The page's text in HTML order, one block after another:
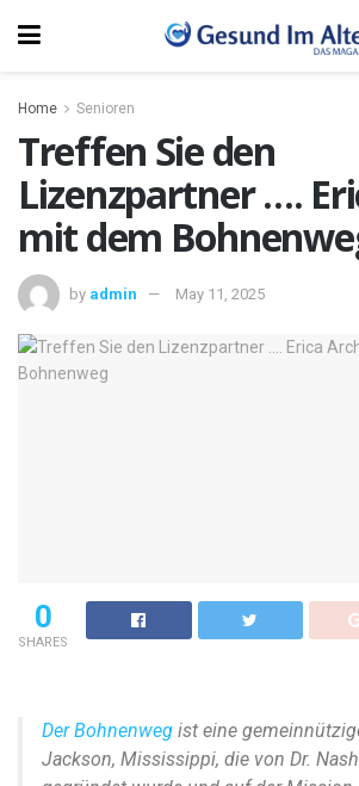
Home Senioren
Treffen Sie den
Lizenzpartner ….
mit dem
by admin May 11, 2025
0
SHARES
Der Bohnenweg ist eine
Jackson, Mississippi, die von Dr.